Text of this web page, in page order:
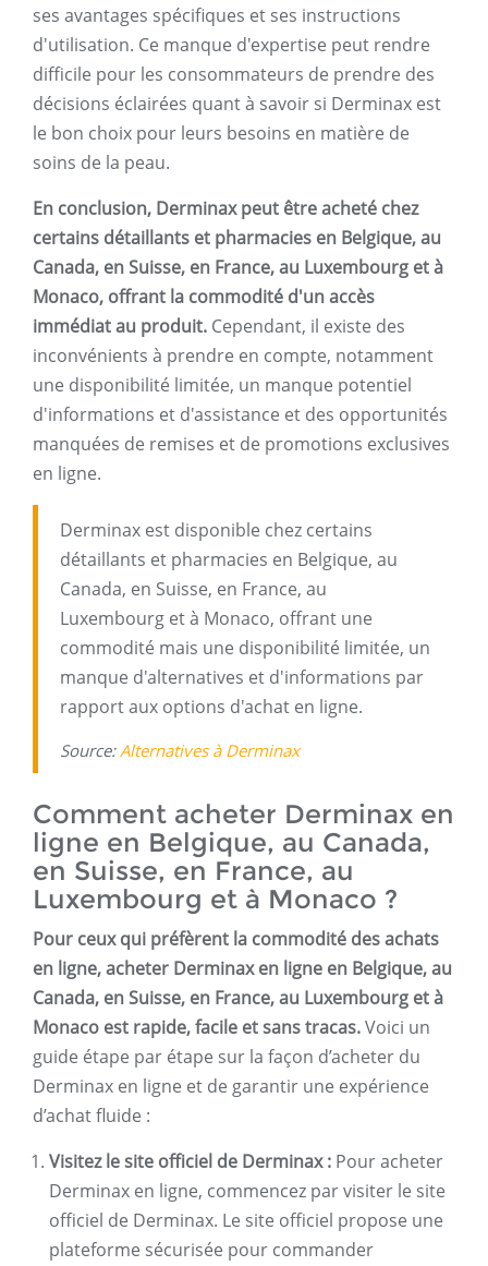
ses avantages spécifiques et ses instructions
d'utilisation. Ce manque d'expertise peut rendre
difficile pour les consommateurs de prendre des
décisions éclairées quant à savoir si Derminax est
le bon choix pour leurs besoins en matière de
soins de la peau.
En conclusion, Derminax peut être acheté chez
certains détaillants et pharmacies en Belgique, au
Canada, en Suisse, en France, au Luxembourg et à
Monaco, offrant la commodité d'un accès
immédiat au produit. Cependant, il existe des
inconvénients à prendre en compte, notamment
une disponibilité limitée, un manque potentiel
d'informations et d'assistance et des opportunités
manquées de remises et de promotions exclusives
en ligne.
Derminax est disponible chez certains
détaillants et pharmacies en Belgique, au
Canada, en Suisse, en France, au
Luxembourg et à Monaco, offrant une
commodité mais une disponibilité limitée, un
manque d'alternatives et d'informations par
rapport aux options d'achat en ligne.
Source:Alternatives à Derminax
Comment acheter Derminax en
ligne en Belgique, au Canada,
en Suisse, en France, au
Luxembourg et à Monaco ?
Pour ceux qui préfèrent la commodité des achats
en ligne, acheter Derminax en ligne en Belgique, au
Canada, en Suisse, en France, au Luxembourg et à
Monaco est rapide, facile et sans tracas.Voici un
guide étape par étape sur la façon d’acheter du
Derminax en ligne et de garantir une expérience
d’achat fluide :
Visitez le site officiel de Derminax : Pour acheter
Derminax en ligne, commencez par visiter le site
officiel de Derminax. Le site officiel propose une
plateforme sécurisée pour commander